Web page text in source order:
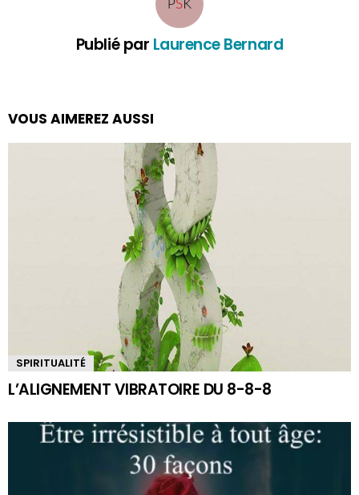
Publié par Laurence Bernard
VOUS AIMEREZ AUSSI
SPIRITUALITÉ
L’ALIGNEMENT VIBRATOIRE DU 8-8-8